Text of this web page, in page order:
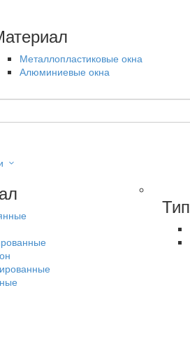
Металлопластиковые окна
Алюминиевые окна
Тип